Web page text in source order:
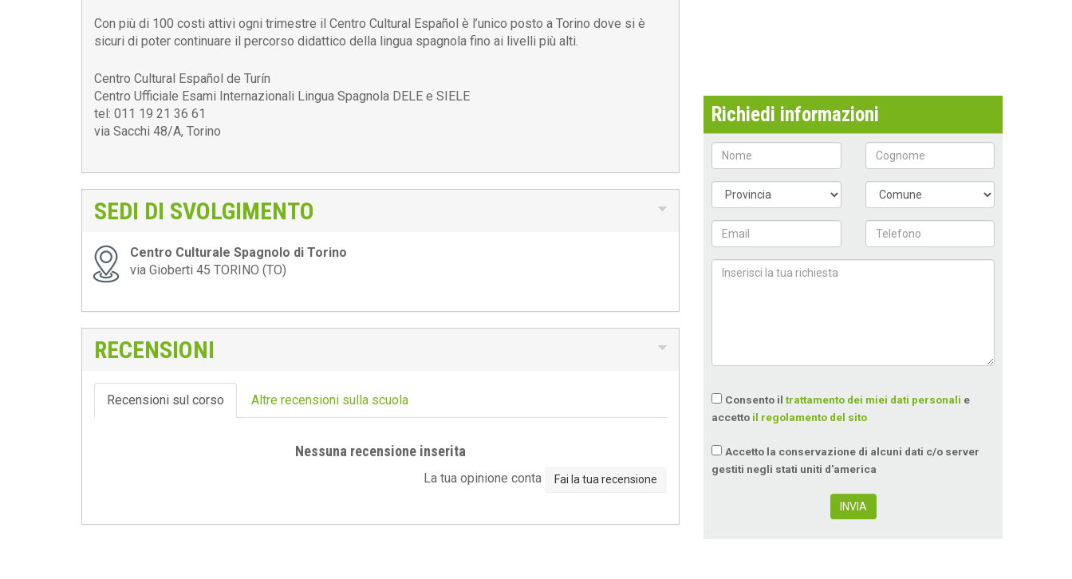
Con più di 100 costi attivi ogni trimestre il Centro Cultural Español è l’unico posto a Torino dove si è
sicuri di poter continuare il percorso didattico della lingua spagnola fino ai livelli più alti.
Centro Cultural Español de Turín
Centro Ufficiale Esami Internazionali Lingua Spagnola DELE e SIELE
tel: 011 19 21 36 61
via Sacchi 48/A, Torino
SEDI DI SVOLGIMENTO
Centro Culturale Spagnolo di Torino
via Gioberti 45 TORINO (TO)
RECENSIONI
Recensioni sul corso Altre recensioni sulla scuola
Nessuna recensione inserita
La tua opinione conta Fai la tua recensione
Richiedi informazioni
Consento il trattamento dei miei dati personali e
accetto il regolamento del sito
Accetto la conservazione di alcuni dati c/o server
gestiti negli stati uniti d'america
INVIA